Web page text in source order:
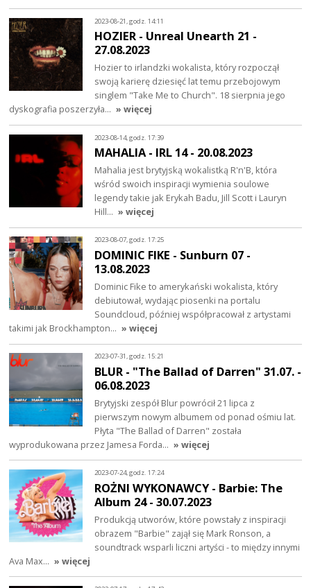
2023-08-21, godz. 14:11
HOZIER - Unreal Unearth 21 -
27.08.2023
Hozier to irlandzki wokalista, który rozpoczął
swoją karierę dziesięć lat temu przebojowym
singlem "Take Me to Church". 18 sierpnia jego
dyskografia poszerzyła… » więcej
2023-08-14, godz. 17:39
MAHALIA - IRL 14 - 20.08.2023
Mahalia jest brytyjską wokalistką R'n'B, która
wśród swoich inspiracji wymienia soulowe
legendy takie jak Erykah Badu, Jill Scott i Lauryn
Hill… » więcej
2023-08-07, godz. 17:25
DOMINIC FIKE - Sunburn 07 -
13.08.2023
Dominic Fike to amerykański wokalista, który
debiutował, wydając piosenki na portalu
Soundcloud, później współpracował z artystami
takimi jak Brockhampton… » więcej
2023-07-31, godz. 15:21
BLUR - "The Ballad of Darren" 31.07. -
06.08.2023
Brytyjski zespół Blur powrócił 21 lipca z
pierwszym nowym albumem od ponad ośmiu lat.
Płyta "The Ballad of Darren" została
wyprodukowana przez Jamesa Forda… » więcej
2023-07-24, godz. 17:24
ROŻNI WYKONAWCY - Barbie: The
Album 24 - 30.07.2023
Produkcją utworów, które powstały z inspiracji
obrazem "Barbie" zajął się Mark Ronson, a
soundtrack wsparli liczni artyści - to między innymi
Ava Max… » więcej